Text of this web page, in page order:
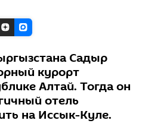
Садыр
курорт
Алтай. Тогда он
отель
на Иссык-Куле.